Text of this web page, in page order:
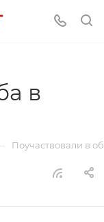
в
Поучаствовали в